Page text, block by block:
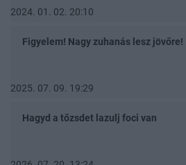
2024. 01. 02. 20:10
Figyelem! Nagy zuhanás lesz jövőre!
2025. 07. 09. 19:29
Hagyd a tőzsdet lazulj foci van